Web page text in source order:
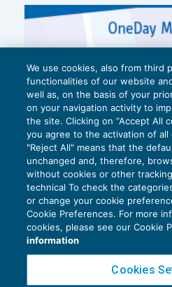
Privacy
Cookie
We use cookies, also from third
functionalities of our website
well as, on the basis of your
on your navigation activity to
the site. Clicking on “Accept All
you agree to the activation of all
"Reject All" means that the
unchanged and, therefore,
without cookies or other
technical To check the
or change your cookie
Cookie Preferences. For more
cookies, please see our Cookie
information
Cookies